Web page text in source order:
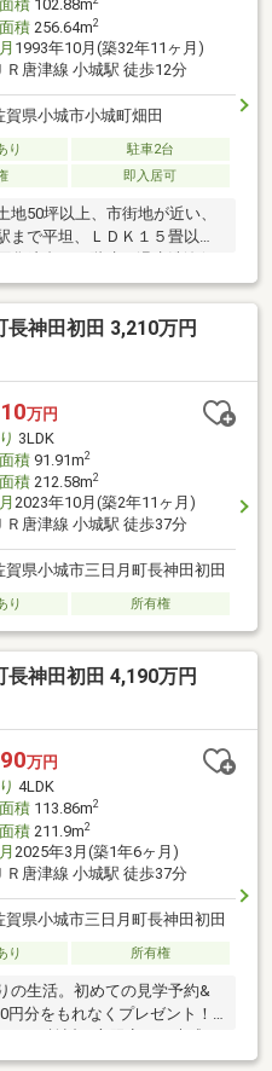
積102.88m
積256.64m2
1993年10月(築32年11ヶ月)
ＪＲ唐津線 小城駅 徒歩12分
賀県小城市小城町畑田
り
駐車2台
即入居可
50坪以上、市街地が近い、
まで平坦、ＬＤＫ１５畳以
望良好、平坦地
神田初田 3,210万円
万円
3LDK
積91.91m2
積212.58m2
2023年10月(築2年11ヶ月)
Ｒ唐津線 小城駅 徒歩37分
賀県小城市三日月町長神田初田
り 所有権
神田初田 4,190万円
万円
4LDK
積113.86m2
積211.9m2
2025年3月(築1年6ヶ月)
ＪＲ唐津線 小城駅 徒歩37分
賀県小城市三日月町長神田初田
り 所有権
の生活。初めての見学予約&
分をもれなくプレゼント！
レゼント情報」をご確認く